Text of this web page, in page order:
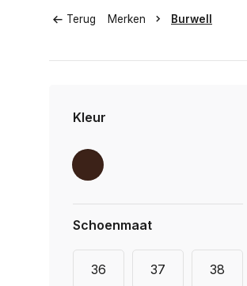
Terug Merken Burwell
Kleur
Schoenmaat
36 37 38